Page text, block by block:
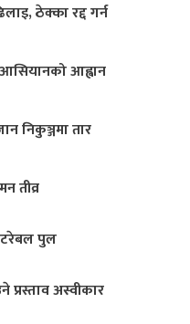
ठेक्का रद्द गर्न
आह्वान
निकुञ्जमा तार
तीव्र
पुल
प्रस्ताव अस्वीकार